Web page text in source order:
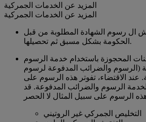
المزيد عن الخدمات الجمركية
المزيد عن الخدمات الجمركية
ال رسوم الشهادة المطلوبة من قبل
الحكومة بشكل مسبق ثم تحصيلها.
المحجوزة باستخدام خدمة الرسوم
(الرسوم والضرائب المدفوعة لرسوم
عند الاقتضاء، تفوتر هذه الرسوم على
الرسوم والضرائب المدفوعة. قد
التخليص الجمركي غير الروتيني